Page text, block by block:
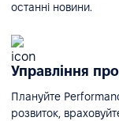
останні новини.
Управління
Плануйте
розвиток,